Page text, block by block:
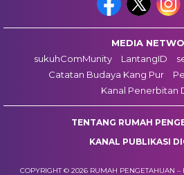
MEDIA
sukuhComMunity
LantangID
Catatan Budaya Kang Pur
Kanal Penerbitan
TENTANG RUMAH
KANAL PUBLIKASI
COPYRIGHT © 2026 RUMAH PENGETAHUAN